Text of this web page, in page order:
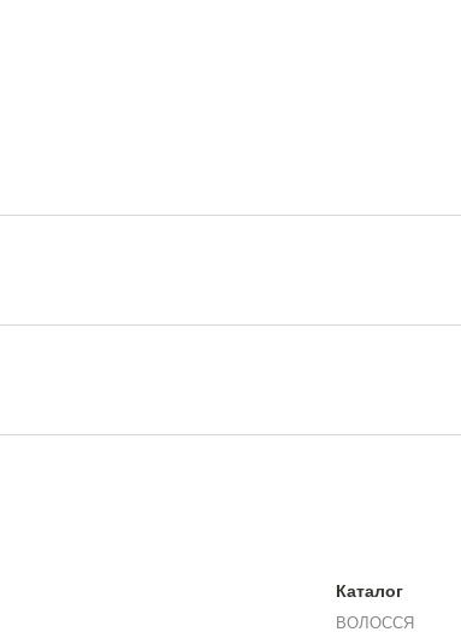
Каталог
ВОЛОССЯ